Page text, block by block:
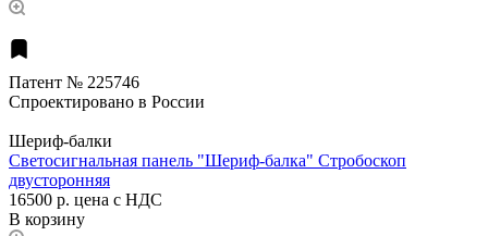
Патент № 225746
Спроектировано в России
Шериф-балки
Светосигнальная панель "Шериф-балка" Стробоскоп
двусторонняя
16500 р. цена с НДС
В корзину